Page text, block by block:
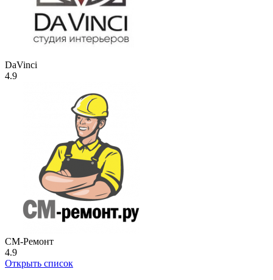
DaVinci
4.9
СМ-Ремонт
4.9
Открыть список